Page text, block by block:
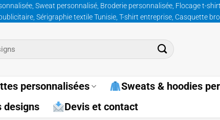
Sweat personnalisé, Broderie personnalisée, Flocage t-
Sérigraphie textile Tunisie, T-shirt entreprise, Casquette
personnalisées
Sweats & hoodies
designs
Devis et contact